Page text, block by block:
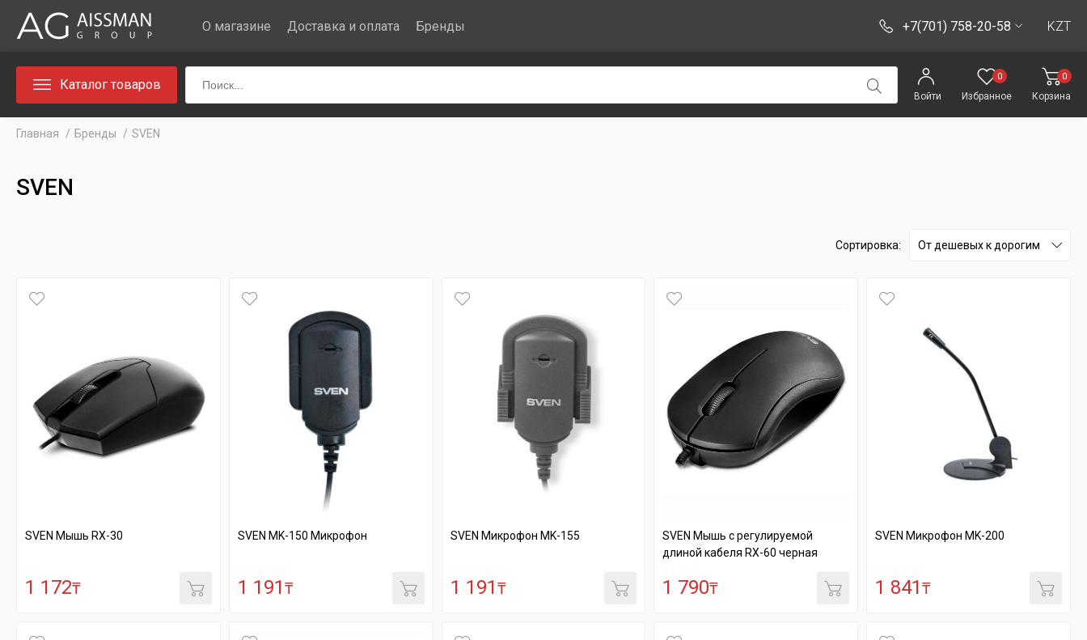
О магазине Доставка и оплата Бренды +7(701) 758-20-58 KZT
Каталог товаров
Войти
0
Избранное
0
Корзина
Главная Бренды SVEN
SVEN
Сортировка: От дешевых к дорогим
SVEN Мышь RX-30
1 172₸
SVEN MK-150 Микрофон
1 191₸
SVEN Микрофон MK-155
1 191₸
SVEN Мышь с регулируемой
длиной кабеля RX-60 черная
1 790₸
SVEN Микрофон MK-200
1 841₸